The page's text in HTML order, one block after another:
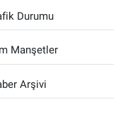
Durumu
Manşetler
Arşivi